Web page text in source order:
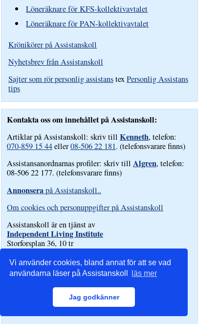
Vi använder cookies, bland annat för att se vad
användarna läser på Assistanskoll
läs mer
Jag godkänner
Löneräknare för KFS-kollektivavtalet
Löneräknare för PAN-kollektivavtalet
Krönikörer på Assistanskoll
Nyhetsbrev från Assistanskoll
Sajter som rör personlig assistanstexPersonlig Assistans
tips
Kontakta oss om innehållet på Assistanskoll:
Artiklar på Assistanskoll: skriv tillKenneth, telefon:
070-859 15 44eller08-506 22 181. (telefonsvarare finns)
Assistansanordnarnas profiler: skriv tillAlgren, telefon:
08-506 22 177. (telefonsvarare finns)
Annonserapå Assistanskoll..
Om cookies och personuppgifter på Assistanskoll
Assistanskoll är en tjänst av
Independent Living Institute
Storforsplan 36, 10 tr
Tel. 08-506 22 177.